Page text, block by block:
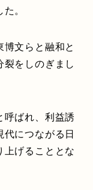
。
文らと融和と
裂をしのぎまし
呼ばれ、利益誘
につながる日
上げることとな